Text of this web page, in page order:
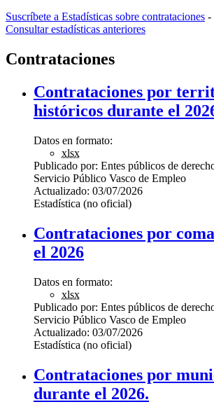
Suscríbete a Estadísticas sobre contrataciones -
Consultar estadísticas anteriores
Contrataciones
Contrataciones por
históricos durante el
Datos en formato:
xlsx
Publicado por: Entes públicos de
Servicio Público Vasco de Empleo
Actualizado: 03/07/2026
Estadística (no oficial)
Contrataciones por
el 2026
Datos en formato:
xlsx
Publicado por: Entes públicos de
Servicio Público Vasco de Empleo
Actualizado: 03/07/2026
Estadística (no oficial)
Contrataciones por
durante el 2026.